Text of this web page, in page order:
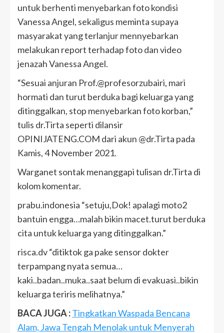
untuk berhenti menyebarkan foto kondisi
Vanessa Angel, sekaligus meminta supaya
masyarakat yang terlanjur mennyebarkan
melakukan report terhadap foto dan video
jenazah Vanessa Angel.
“Sesuai anjuran Prof.@profesorzubairi, mari
hormati dan turut berduka bagi keluarga yang
ditinggalkan, stop menyebarkan foto korban,”
tulis dr.Tirta seperti dilansir
OPINIJATENG.COM dari akun @dr.Tirta pada
Kamis, 4 November 2021.
Warganet sontak menanggapi tulisan dr.Tirta di
kolom komentar.
prabu.indonesia “setuju,Dok! apalagi moto2
bantuin engga…malah bikin macet.turut berduka
cita untuk keluarga yang ditinggalkan.”
risca.dv “ditiktok ga pake sensor dokter
terpampang nyata semua…
kaki..badan..muka..saat belum di evakuasi..bikin
keluarga teriris melihatnya.”
BACA JUGA :Tingkatkan Waspada Bencana
Alam, Jawa Tengah Menolak untuk Menyerah